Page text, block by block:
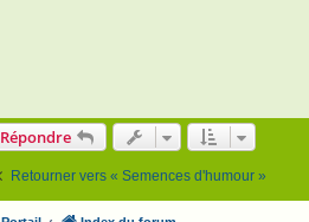
Répondre
Retourner vers « Semences d'humour »